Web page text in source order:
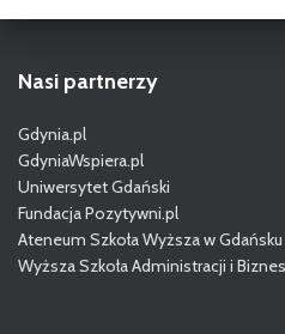
a
Nasi partnerzy
Gdynia.pl
GdyniaWspiera.pl
Uniwersytet Gdański
Fundacja Pozytywni.pl
Ateneum Szkoła Wyższa w Gdańsku
Wyższa Szkoła Administracji i